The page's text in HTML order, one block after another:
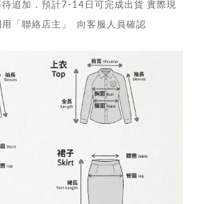
追加．預計7-14日可完成出貨 實際現
「聯絡店主」 向客服人員確認